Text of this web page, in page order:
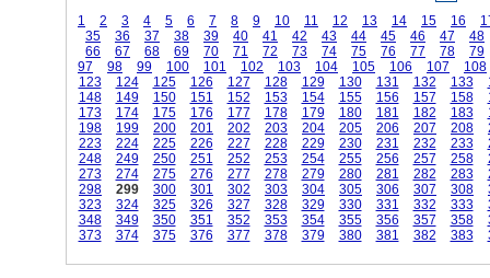
1
2 3 4 5 6 7 8 9 10 11 12 13 14 15 16
35
36 37 38 39 40 41 42 43 44 45 46 47
48
66
67 68 69 70 71 72 73 74 75 76 77 78
79
97
98 99 100 101 102 103 104 105 106 107
108
123
124 125 126 127 128 129 130 131 132 133
148
149 150 151 152 153 154 155 156 157 158
173
174 175 176 177 178 179 180 181 182 183
198
199 200 201 202 203 204 205 206 207 208
223
224 225 226 227 228 229 230 231 232 233
248
249 250 251 252 253 254 255 256 257 258
273
274 275 276 277 278 279 280 281 282 283
298
299 300 301 302 303 304 305 306 307 308
323
324 325 326 327 328 329 330 331 332 333
348
349 350 351 352 353 354 355 356 357 358
373
374 375 376 377 378 379 380 381 382 383